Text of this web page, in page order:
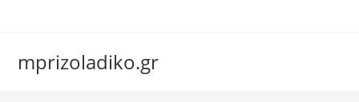
mprizoladiko.gr